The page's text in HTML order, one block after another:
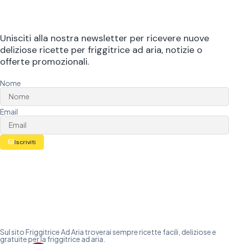
Unisciti alla nostra newsletter per ricevere nuove
deliziose ricette per friggitrice ad aria, notizie o
offerte promozionali.
Nome
Email
Iscriviti
Sul sito Friggitrice Ad Aria troverai sempre ricette facili, deliziose e
gratuite per la friggitrice ad aria.